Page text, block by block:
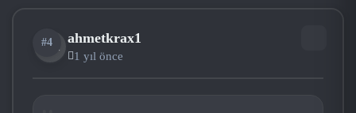
#4
AH
ahmetkrax1
1 yıl önce